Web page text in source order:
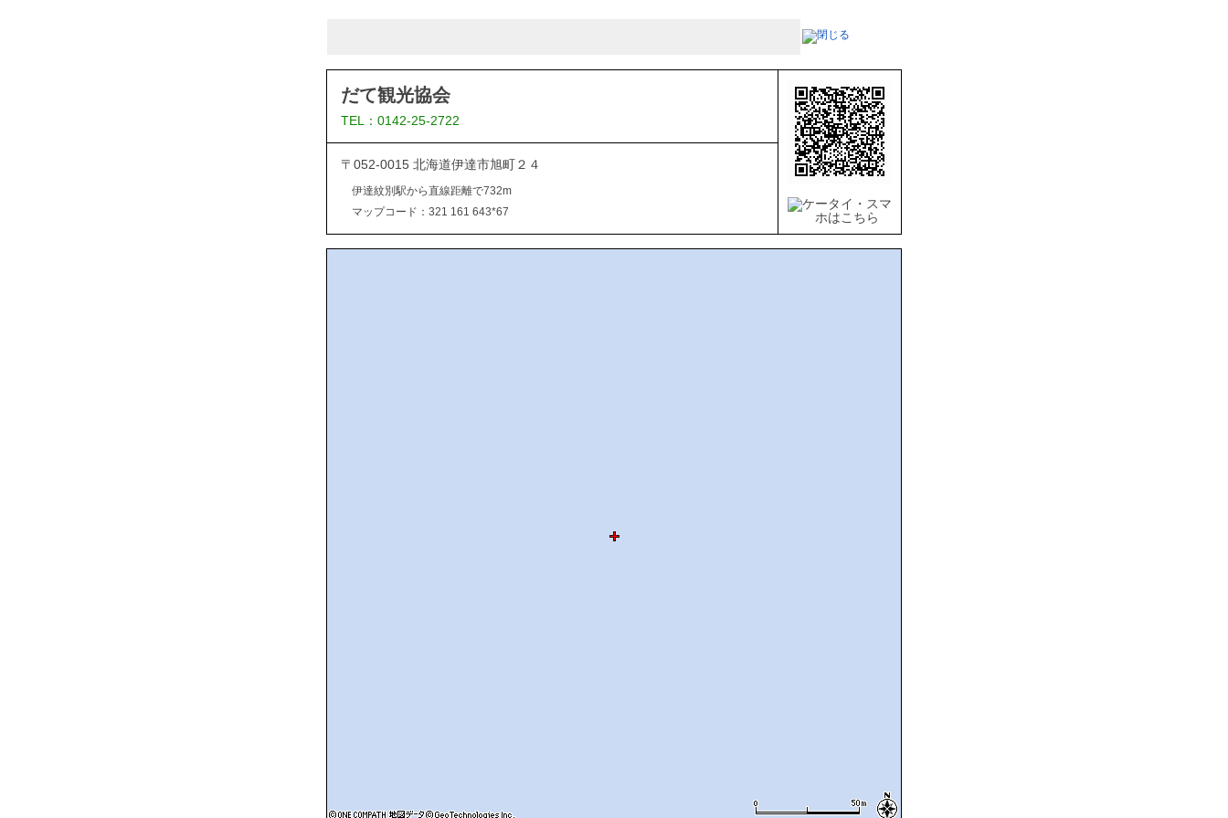
だて観光協会
TEL：0142-25-2722
〒052-0015 北海道伊達市旭町２４
伊達紋別駅から直線距離で732m
マップコード：321 161 643*67